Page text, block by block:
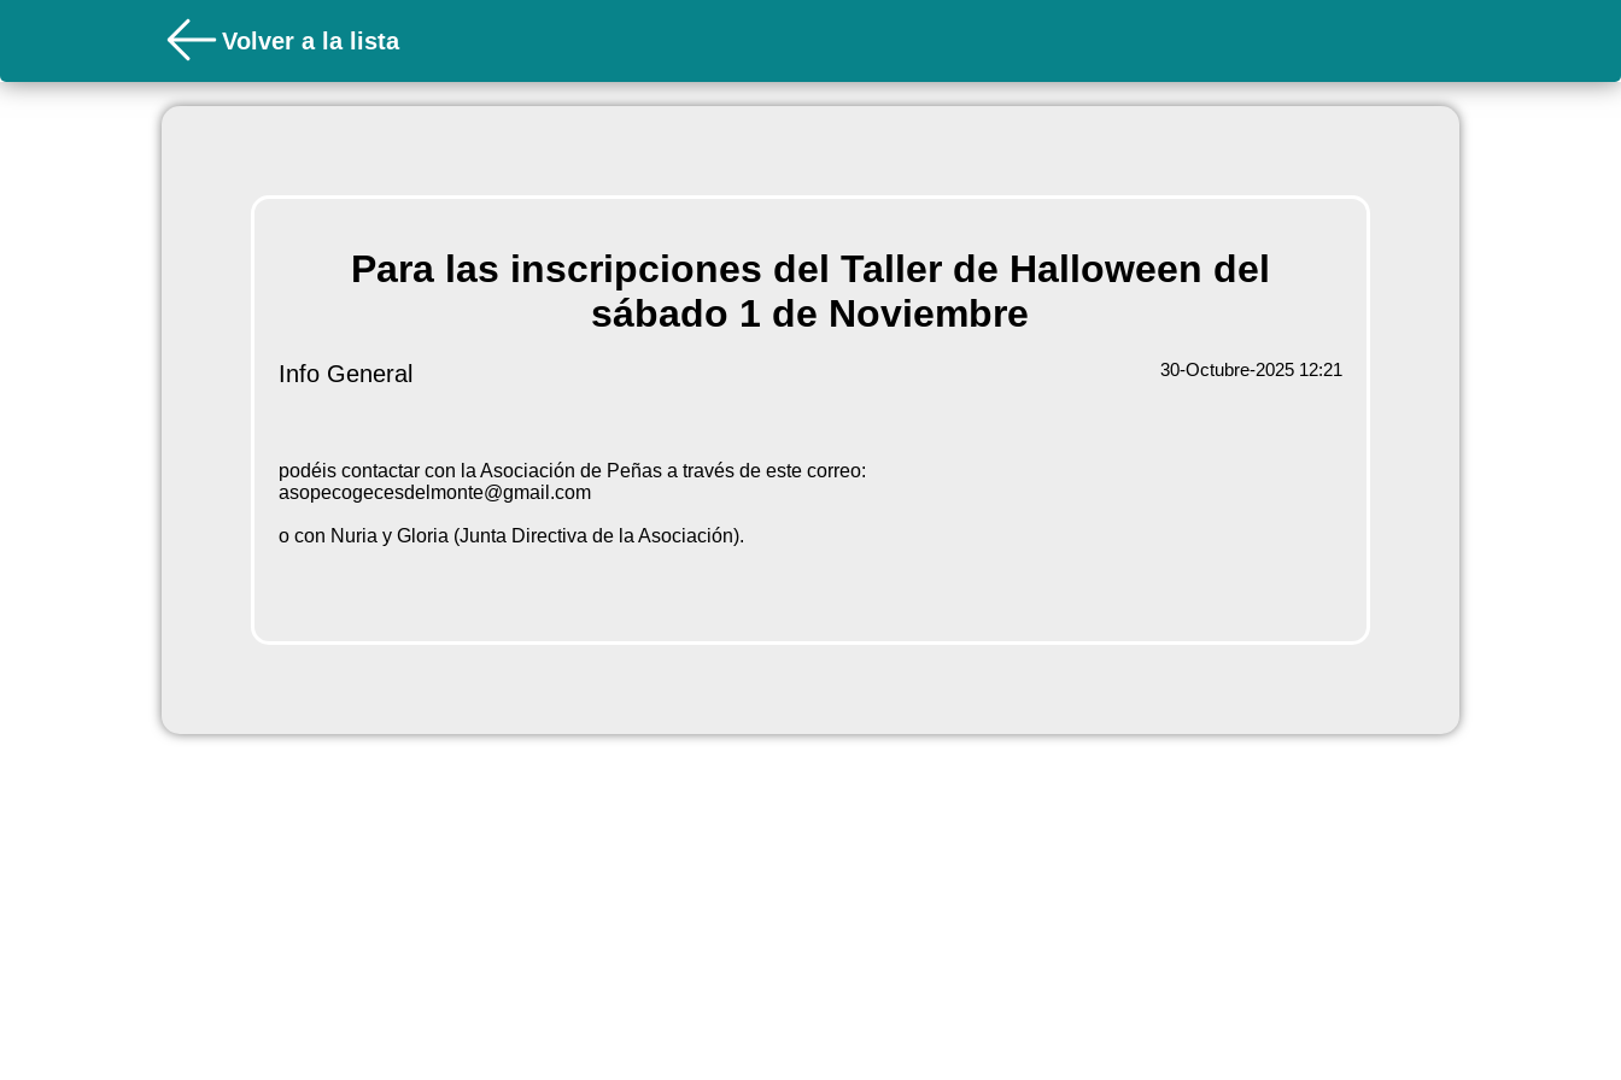
Volver a la lista
Para las inscripciones del Taller de Halloween del
sábado 1 de Noviembre
Info General 30-Octubre-2025 12:21
podéis contactar con la Asociación de Peñas a través de este correo:
asopecogecesdelmonte@gmail.com
o con Nuria y Gloria (Junta Directiva de la Asociación).